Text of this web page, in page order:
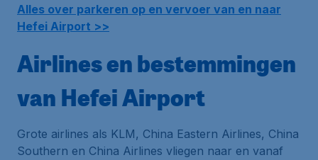
Alles over parkeren op en vervoer van en naar
Hefei Airport >>
Airlines en bestemmingen
van Hefei Airport
Grote airlines als KLM, China Eastern Airlines, China
Southern en China Airlines vliegen naar en vanaf